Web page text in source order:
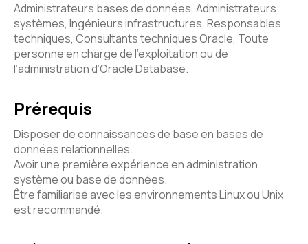
Administrateurs bases de données, Administrateurs
systèmes, Ingénieurs infrastructures, Responsables
techniques, Consultants techniques Oracle, Toute
personne en charge de l’exploitation ou de
l’administration d’Oracle Database.
Prérequis
Disposer de connaissances de base en bases de
données relationnelles.
Avoir une première expérience en administration
système ou base de données.
Être familiarisé avec les environnements Linux ou Unix
est recommandé.